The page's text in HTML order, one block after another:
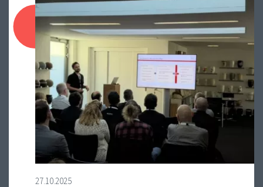
27.10.2025